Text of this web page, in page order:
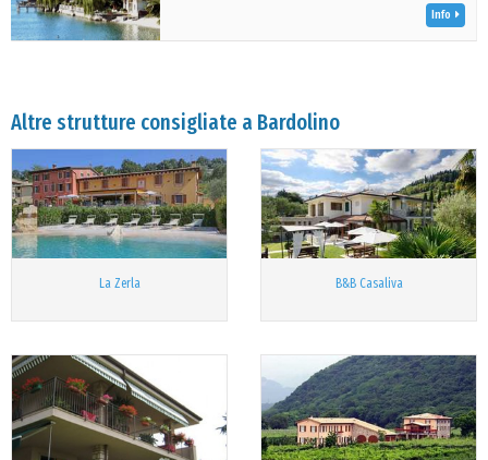
Info
Altre strutture consigliate a Bardolino
La Zerla B&B Casaliva